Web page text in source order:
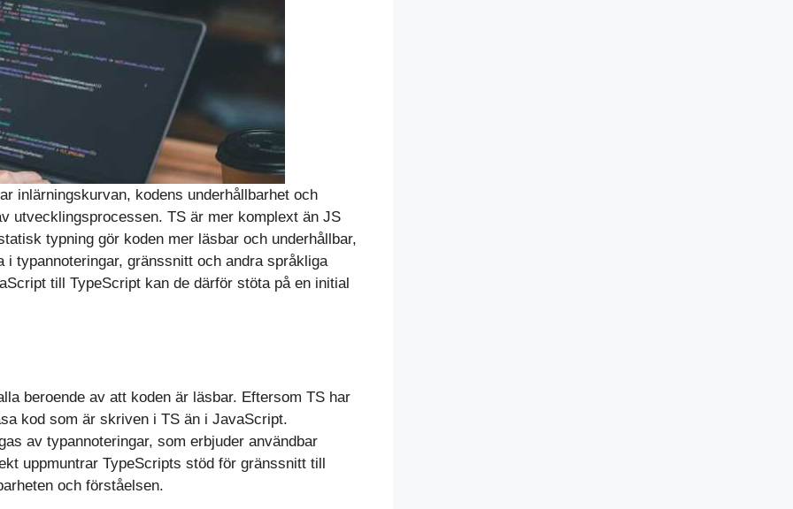
inlärningskurvan, kodens underhållbarhet och
utvecklingsprocessen. TS är mer komplext än JS
typning gör koden mer läsbar och underhållbar,
typannoteringar, gränssnitt och andra språkliga
till TypeScript kan de därför stöta på en initial
beroende av att koden är läsbar. Eftersom TS har
kod som är skriven i TS än i JavaScript.
av typannoteringar, som erbjuder användbar
uppmuntrar TypeScripts stöd för gränssnitt till
och förståelsen.